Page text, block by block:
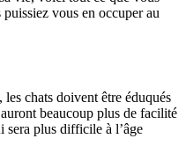
vous en occuper au
chats doivent être éduqués
beaucoup plus de facilité
sera plus difficile à l’âge